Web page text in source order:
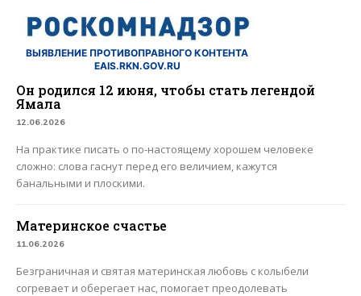
ВЫЯВЛЕНИЕ ПРОТИВОПРАВНОГО КОНТЕНТА
EAIS.RKN.GOV.RU
Он родился 12 июня, чтобы стать легендой
Ямала
12.06.2026
На практике писать о по-настоящему хорошем человеке
сложно: слова гаснут перед его величием, кажутся
банальными и плоскими.
Материнское счастье
11.06.2026
Безграничная и святая материнская любовь с колыбели
согревает и оберегает нас, помогает преодолевать